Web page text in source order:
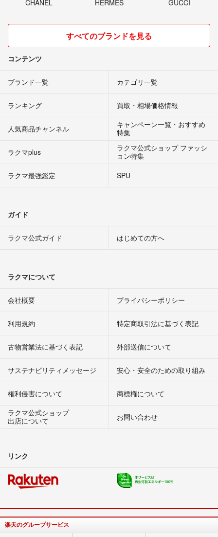
CHANEL HERMES GUCCI
すべてのブランドを見る
コンテンツ
ブランド一覧 カテゴリ一覧
ランキング 買取・相場価格情報
人気商品チャンネル
キャンペーン一覧・おすすめ
特集
ラクマplus
ラクマ公式ショップ ファッシ
ョン特集
ラクマ最強鑑定
SPU
ガイド
ラクマ公式ガイド はじめての方へ
ラクマについて
会社概要 プライバシーポリシー
利用規約 特定商取引法に基づく表記
古物営業法に基づく表記 外部送信について
サステナビリティメッセージ 安心・安全のための取り組み
権利侵害について
商標権について
ラクマ公式ショップ
出店について
お問い合わせ
リンク
楽天のグループサービス